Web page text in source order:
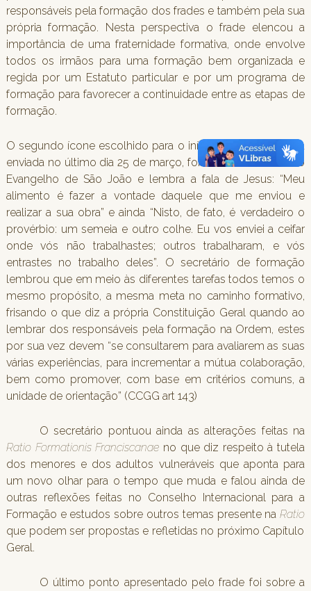
responsáveis pela formação dos frades e também pela sua
própria formação. Nesta perspectiva o frade elencou a
importância de uma fraternidade formativa, onde envolve
todos os irmãos para uma formação bem organizada e
regida por um Estatuto particular e por um programa de
formação para favorecer a continuidade entre as etapas de
formação.
O segundo ícone escolhido para o início da segunda carta
enviada no último dia 25 de março, foi também retirado do
Evangelho de São João e lembra a fala de Jesus: “Meu
alimento é fazer a vontade daquele que me enviou e
realizar a sua obra” e ainda “Nisto, de fato, é verdadeiro o
provérbio: um semeia e outro colhe. Eu vos enviei a ceifar
onde vós não trabalhastes; outros trabalharam, e vós
entrastes no trabalho deles”. O secretário de formação
lembrou que em meio às diferentes tarefas todos temos o
mesmo propósito, a mesma meta no caminho formativo,
frisando o que diz a própria Constituição Geral quando ao
lembrar dos responsáveis pela formação na Ordem, estes
por sua vez devem “se consultarem para avaliarem as suas
várias experiências, para incrementar a mútua colaboração,
bem como promover, com base em critérios comuns, a
unidade de orientação” (CCGG art 143)
O secretário pontuou ainda as alterações feitas na
Ratio Formationis Franciscanae no que diz respeito à tutela
dos menores e dos adultos vulneráveis que aponta para
um novo olhar para o tempo que muda e falou ainda de
outras reflexões feitas no Conselho Internacional para a
Formação e estudos sobre outros temas presente naRatio
que podem ser propostas e refletidas no próximo Capítulo
Geral.
O último ponto apresentado pelo frade foi sobre a